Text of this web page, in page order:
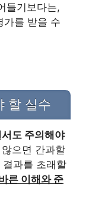
들기보다는,
가를 받을 수
할 실수
도 주의해야
으면 간과할
과를 초래할
른 이해와 준